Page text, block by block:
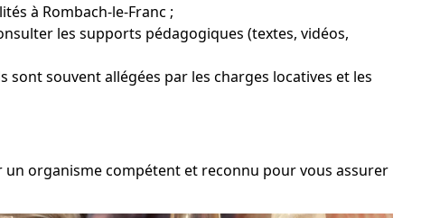
à Rombach-le-Franc ;
les supports pédagogiques (textes, vidéos,
souvent allégées par les charges locatives et les
un organisme compétent et reconnu pour vous assurer